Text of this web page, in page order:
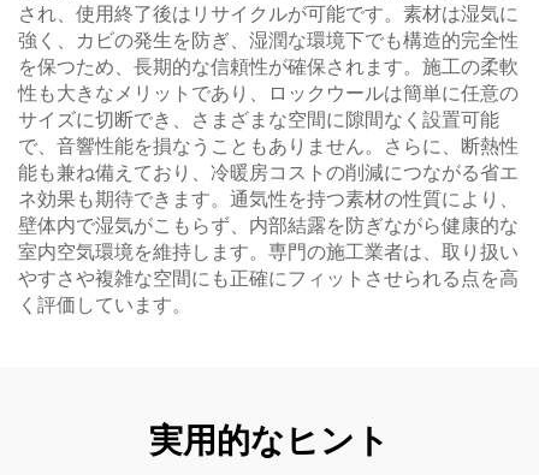
され、使用終了後はリサイクルが可能です。素材は湿気に
強く、カビの発生を防ぎ、湿潤な環境下でも構造的完全性
を保つため、長期的な信頼性が確保されます。施工の柔軟
性も大きなメリットであり、ロックウールは簡単に任意の
サイズに切断でき、さまざまな空間に隙間なく設置可能
で、音響性能を損なうこともありません。さらに、断熱性
能も兼ね備えており、冷暖房コストの削減につながる省エ
ネ効果も期待できます。通気性を持つ素材の性質により、
壁体内で湿気がこもらず、内部結露を防ぎながら健康的な
室内空気環境を維持します。専門の施工業者は、取り扱い
やすさや複雑な空間にも正確にフィットさせられる点を高
く評価しています。
実用的なヒント